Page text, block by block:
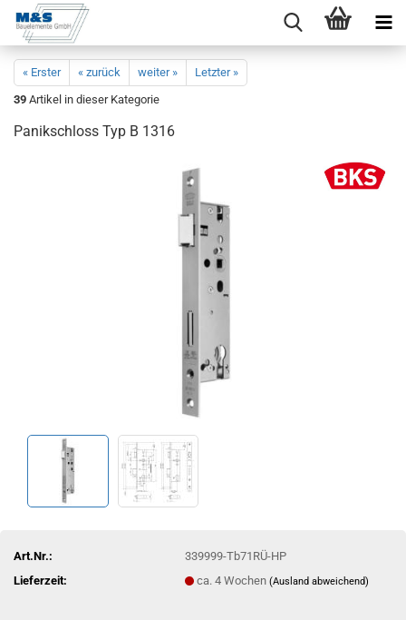
« Erster « zurück weiter »
Letzter »
39 Artikel in dieser Kategorie
Pa­nik­schloss Typ B 1316
Art.Nr.:
339999-Tb71RÜ-HP
Lieferzeit:
ca. 4 Wochen(Ausland abweichend)